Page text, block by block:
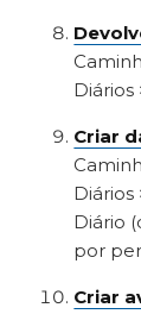
Diários
Criar
Diários
Diário
por
Criar